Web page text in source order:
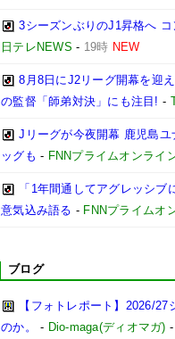
3シーズンぶりのJ1昇格へ
日テレNEWS - 19時 NEW
8月8日にJ2リーグ開幕を迎
の監督「師弟対決」にも注目! -
Jリーグが今夜開幕 鹿児島
ッグも - FNNプライムオンライ
「1年間通してアグレッシ
意気込み語る - FNNプライムオ
ブログ
【フォトレポート】2026/
のか。
- Dio-maga(ディオマガ) -